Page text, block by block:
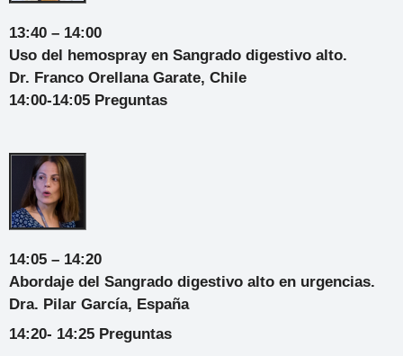
13:40 – 14:00
Uso del hemospray en Sangrado digestivo alto.
Dr. Franco Orellana Garate, Chile
14:00-14:05 Preguntas
14:05 – 14:20
Abordaje del Sangrado digestivo alto en urgencias.
Dra. Pilar García, España
14:20- 14:25 Preguntas